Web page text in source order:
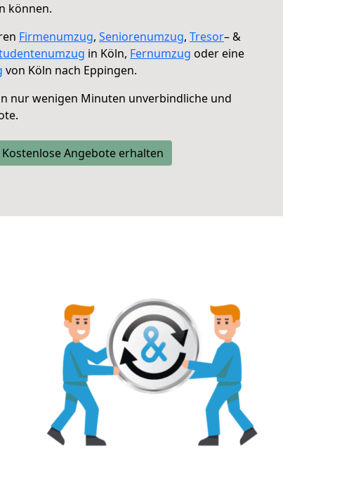
können.
Firmenumzug, Seniorenumzug, Tresor– &
in Köln, Fernumzug oder eine
von Köln nach Eppingen.
nur wenigen Minuten unverbindliche und
Kostenlose Angebote erhalten